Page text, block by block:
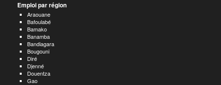
Emploi par région
Araouane
Bafoulabé
Bamako
Banamba
Bandiagara
Bougouni
Diré
Djenné
Douentza
Gao